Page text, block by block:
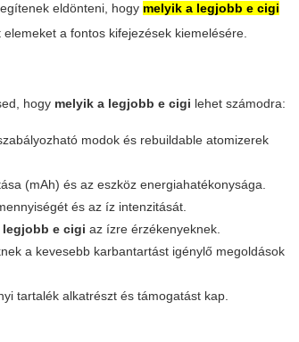
eldönteni, hogy melyik a legjobb e cigi
a fontos kifejezések kiemelésére.
hogy melyik a legjobb e cigi lehet számodra:
modok és rebuildable atomizerek
(mAh) és az eszköz energiahatékonysága.
és az íz intenzitását.
legjobb e cigi az ízre érzékenyeknek.
a kevesebb karbantartást igénylő megoldások
tartalék alkatrészt és támogatást kap.